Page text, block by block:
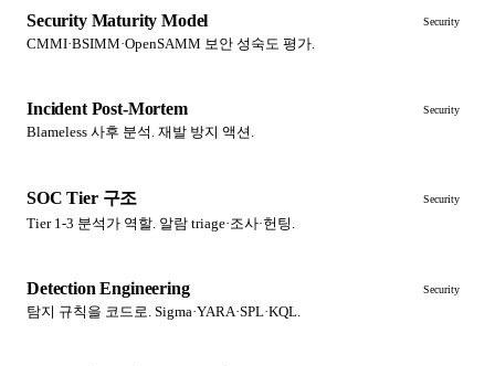
Security Maturity Model Security
CMMI·BSIMM·OpenSAMM 보안 성숙도 평가.
Incident Post-Mortem Security
Blameless 사후 분석. 재발 방지 액션.
SOC Tier 구조 Security
Tier 1-3 분석가 역할. 알람 triage·조사·헌팅.
Detection Engineering Security
탐지 규칙을 코드로. Sigma·YARA·SPL·KQL.